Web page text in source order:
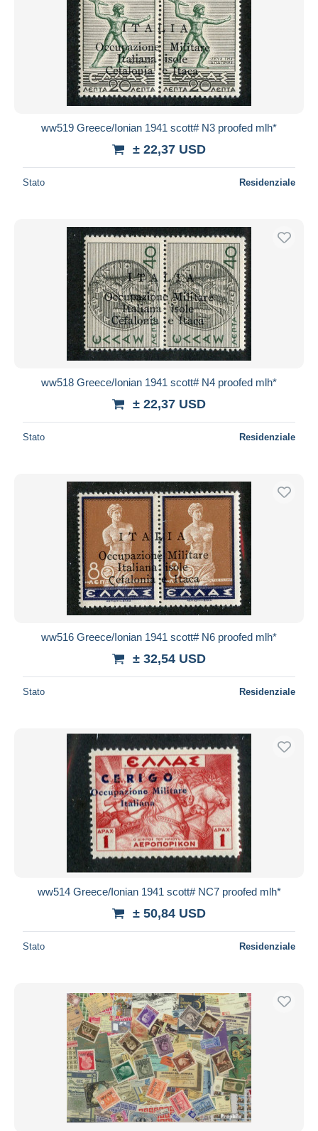
ww519 Greece/Ionian 1941 scott# N3 proofed mlh*
± 22,37 USD
Stato Residenziale
ww518 Greece/Ionian 1941 scott# N4 proofed mlh*
± 22,37 USD
Stato Residenziale
ww516 Greece/Ionian 1941 scott# N6 proofed mlh*
± 32,54 USD
Stato Residenziale
ww514 Greece/Ionian 1941 scott# NC7 proofed mlh*
± 50,84 USD
Stato Residenziale